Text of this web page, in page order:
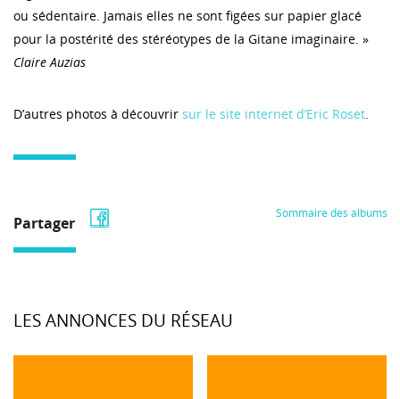
ou sédentaire. Jamais elles ne sont figées sur papier glacé
pour la postérité des stéréotypes de la Gitane imaginaire. »
Claire Auzias
D’autres photos à découvrir sur le site internet d’Eric Roset
Partager
Sommaire des albums
LES ANNONCES DU RÉSEAU